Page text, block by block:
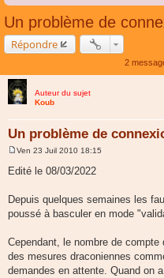
Un problème de
Répondre
2
Auteur du sujet
Koub
Un problème de
e
s
g
e
Ven 23 Juil 2010 18:15
Edité le 08/03/2022
Depuis quelques semaines les
poussé à basculer en mode
Cependant, le nombre de
des mesures draconiennes
demandes en attente. Quand on